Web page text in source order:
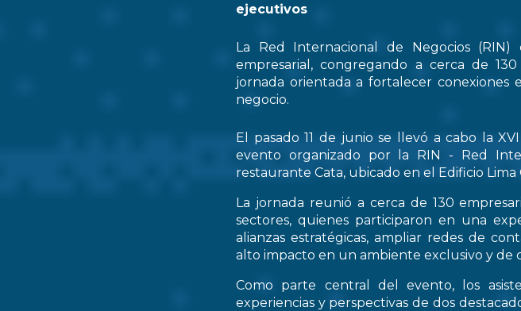
ejecutivos
La Red Internacional de Negocios
empresarial, congregando a cerca de
jornada orientada a fortalecer conexiones
negocio.
El pasado 11 de junio se llevó a cabo la
evento organizado por la RIN - Red
restaurante Cata, ubicado en el Edificio
La jornada reunió a cerca de 130
sectores, quienes participaron en una
alianzas estratégicas, ampliar redes de
alto impacto en un ambiente exclusivo y de
Como parte central del evento, los
experiencias y perspectivas de dos